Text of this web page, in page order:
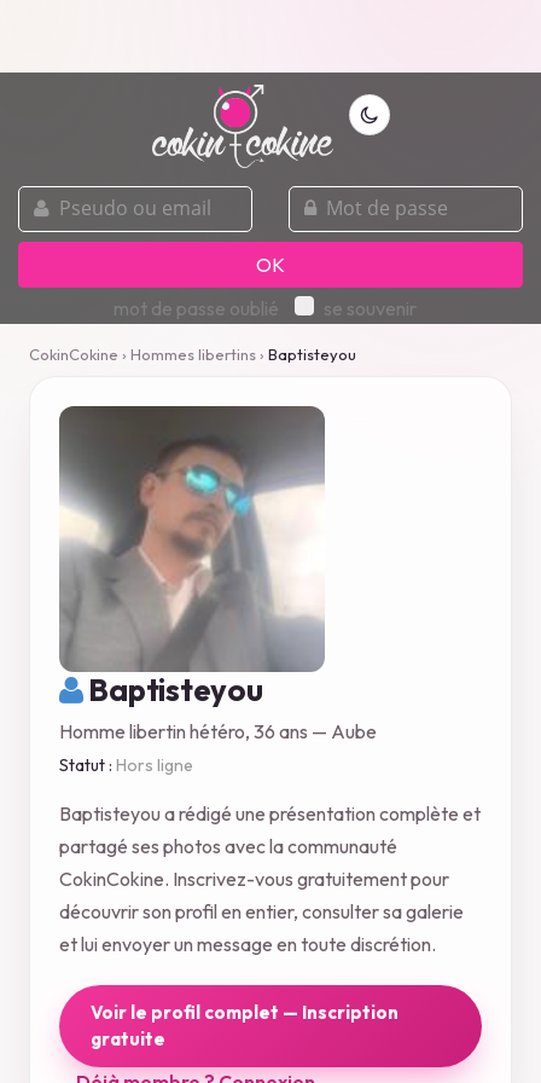
pseudo
ou
email
mot
de
passe
OK
mot de passe oublié
se souvenir
CokinCokine › Hommes libertins› Baptisteyou
Baptisteyou
Homme libertin hétéro, 36 ans — Aube
Statut : Hors ligne
Baptisteyou a rédigé une présentation complète et
partagé ses photos avec la communauté
CokinCokine. Inscrivez-vous gratuitement pour
découvrir son profil en entier, consulter sa galerie
et lui envoyer un message en toute discrétion.
Voir le profil complet — Inscription
gratuite